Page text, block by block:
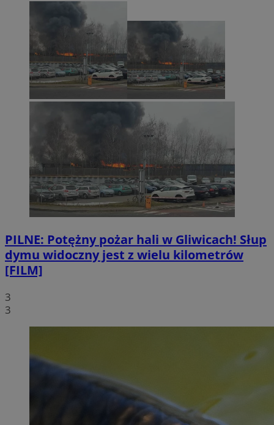
PILNE: Potężny pożar hali w Gliwicach! Słup
dymu widoczny jest z wielu kilometrów
[FILM]
3
3